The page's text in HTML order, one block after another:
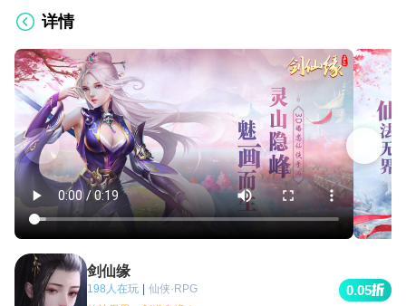
详情
剑仙缘
198人在玩 | 仙侠·RPG
0.05